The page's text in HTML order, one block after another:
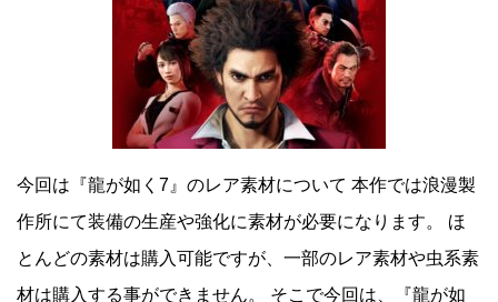
今回は『龍が如く7』のレア素材について 本作では浪漫製
作所にて装備の生産や強化に素材が必要になります。 ほ
とんどの素材は購入可能ですが、一部のレア素材や虫系素
材は購入する事ができません。 そこで今回は、『龍が如